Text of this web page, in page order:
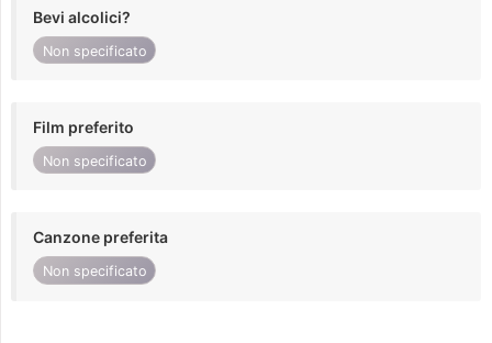
Bevi alcolici?
Non specificato
Film preferito
Non specificato
Canzone preferita
Non specificato